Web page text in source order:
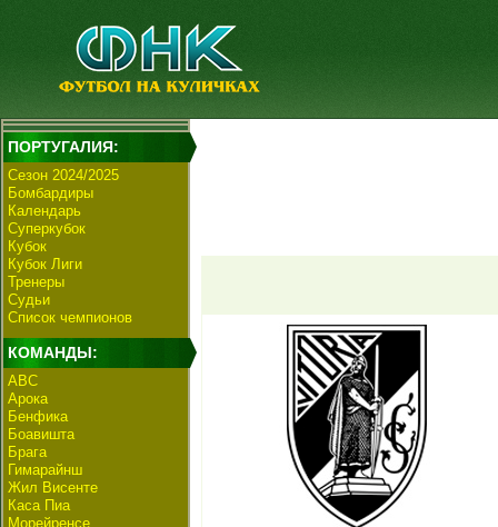
ПОРТУГАЛИЯ:
Сезон 2024/2025
Бомбардиры
Календарь
Суперкубок
Кубок
Кубок Лиги
Тренеры
Судьи
Список чемпионов
КОМАНДЫ:
АВС
Арока
Бенфика
Боавишта
Брага
Гимарайнш
Жил Висенте
Каса Пиа
Морейренсе